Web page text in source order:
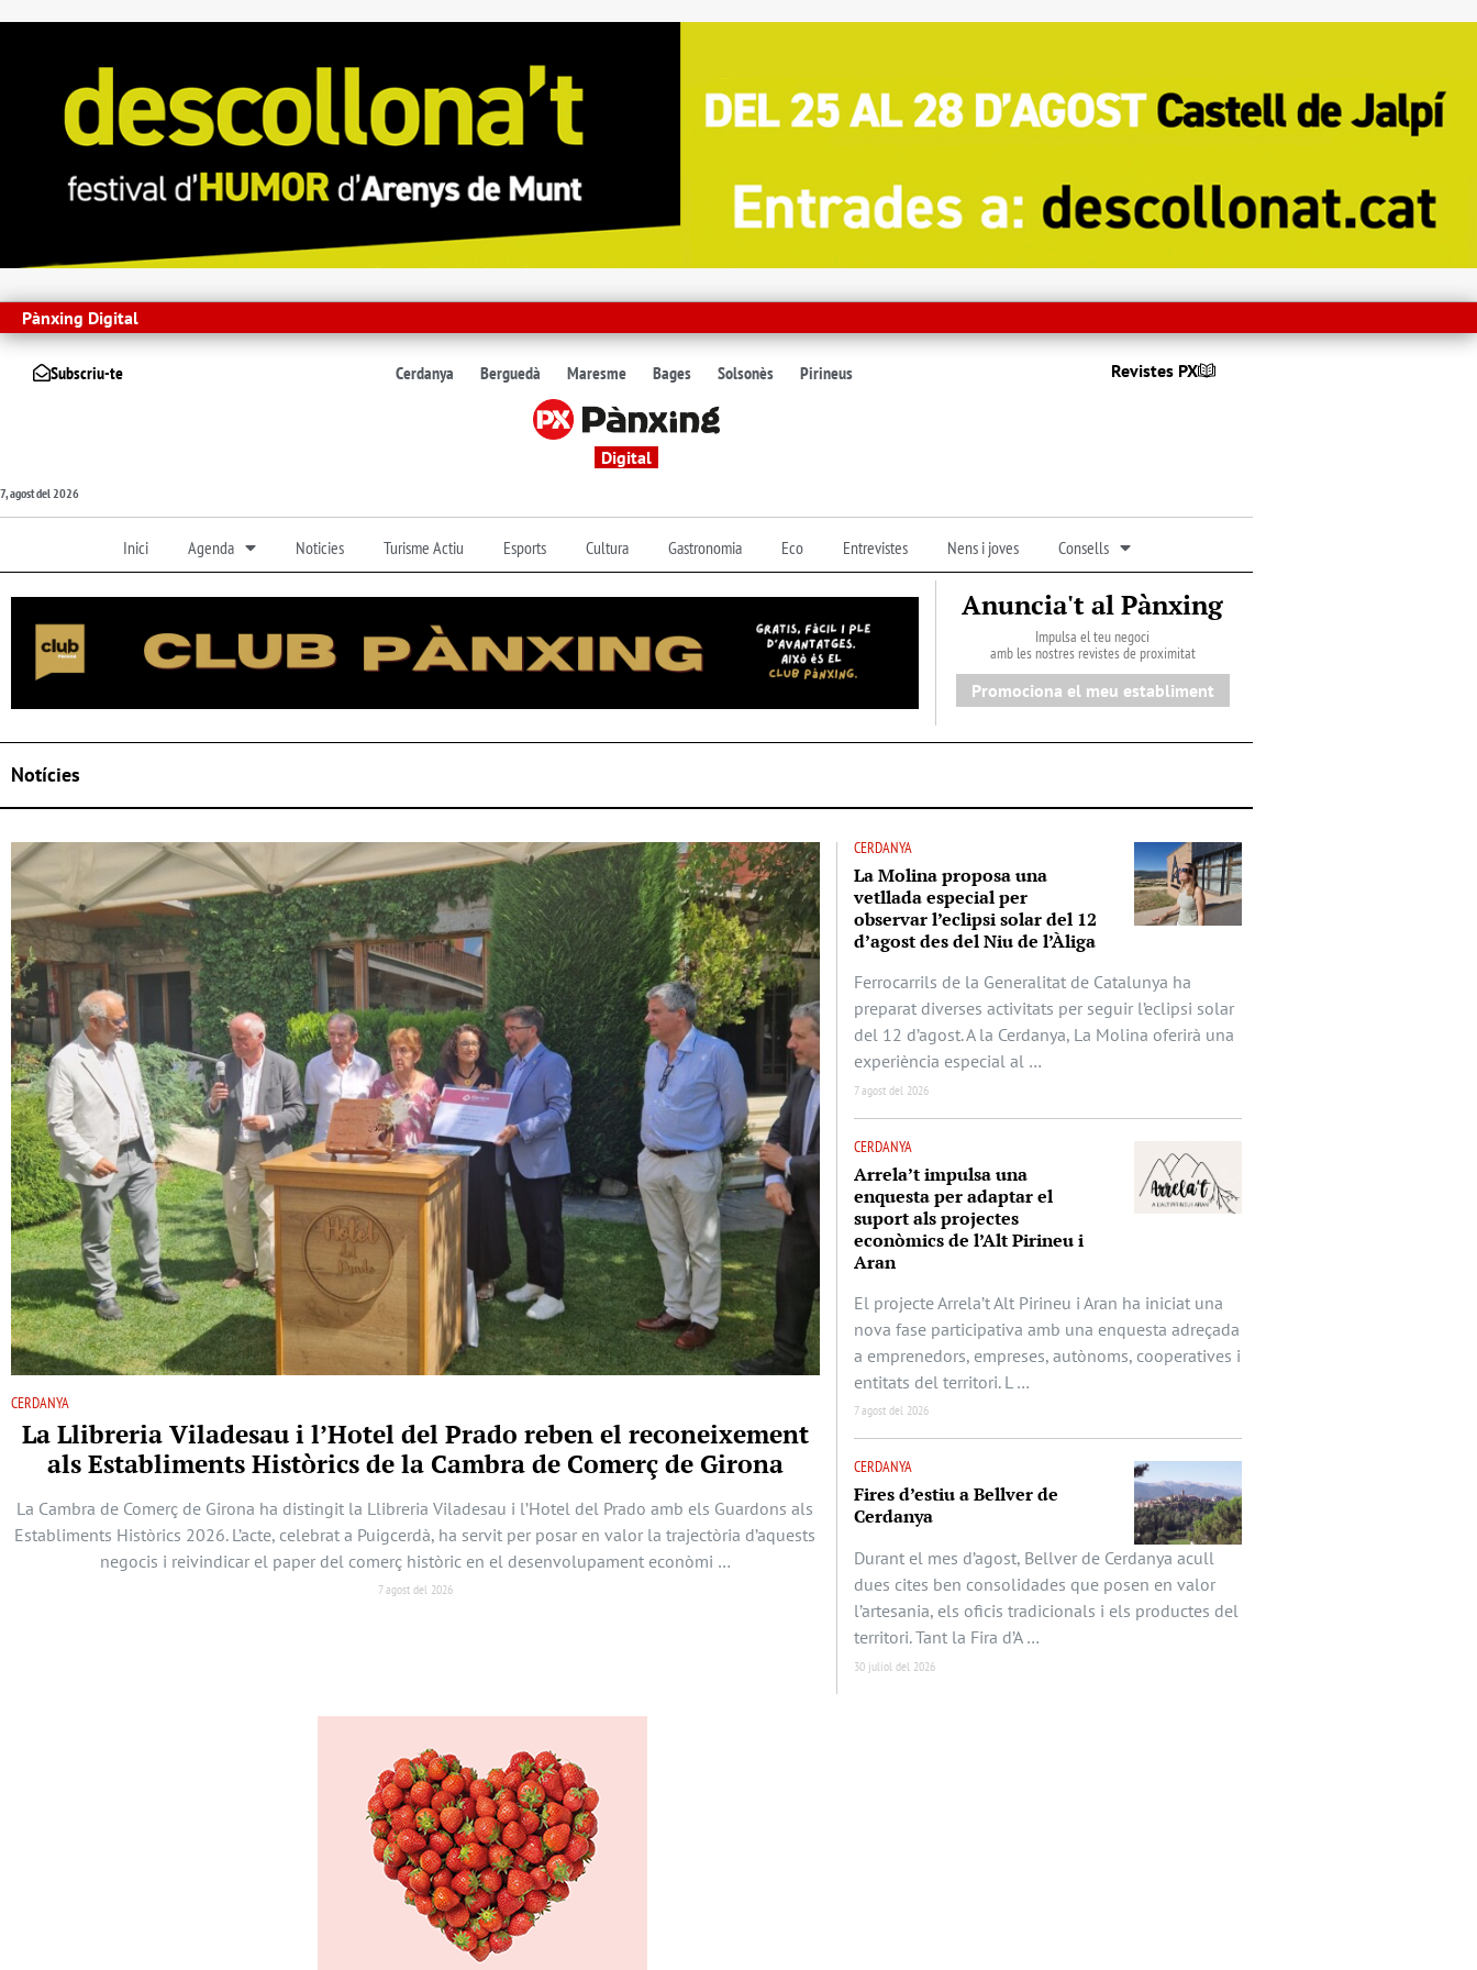
Pànxing Digital
Subscriu-te Cerdanya Berguedà Maresme Bages Solsonès Pirineus Revistes PX
Digital
7, agost del 2026
Inici Agenda Noticies Turisme Actiu Esports Cultura Gastronomia Eco Entrevistes Nens i joves Consells
Anuncia't al Pànxing
Impulsa el teu negoci
amb les nostres revistes de proximitat
Promociona el meu establiment
Notícies
CERDANYA
La Llibreria Viladesau i l’Hotel del Prado reben el reconeixement
als Establiments Històrics de la Cambra de Comerç de Girona
La Cambra de Comerç de Girona ha distingit la Llibreria Viladesau i l’Hotel del Prado amb els Guardons als
Establiments Històrics 2026. L’acte, celebrat a Puigcerdà, ha servit per posar en valor la trajectòria d’aquests
negocis i reivindicar el paper del comerç històric en el desenvolupament econòmi …
7 agost del 2026
CERDANYA
La Molina proposa una
vetllada especial per
observar l’eclipsi solar del 12
d’agost des del Niu de l’Àliga
Ferrocarrils de la Generalitat de Catalunya ha
preparat diverses activitats per seguir l’eclipsi solar
del 12 d’agost. A la Cerdanya, La Molina oferirà una
experiència especial al …
7 agost del 2026
CERDANYA
Arrela’t impulsa una
enquesta per adaptar el
suport als projectes
econòmics de l’Alt Pirineu i
Aran
El projecte Arrela’t Alt Pirineu i Aran ha iniciat una
nova fase participativa amb una enquesta adreçada
a emprenedors, empreses, autònoms, cooperatives i
entitats del territori. L …
7 agost del 2026
CERDANYA
Fires d’estiu a Bellver de
Cerdanya
Durant el mes d’agost, Bellver de Cerdanya acull
dues cites ben consolidades que posen en valor
l’artesania, els oficis tradicionals i els productes del
territori. Tant la Fira d’A …
30 juliol del 2026